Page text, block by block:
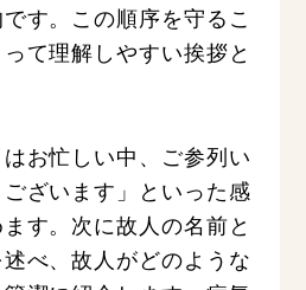
す。この順序を守るこ
て理解しやすい挨拶と
お忙しい中、ご参列い
ざいます」といった感
す。次に故人の名前と
べ、故人がどのような